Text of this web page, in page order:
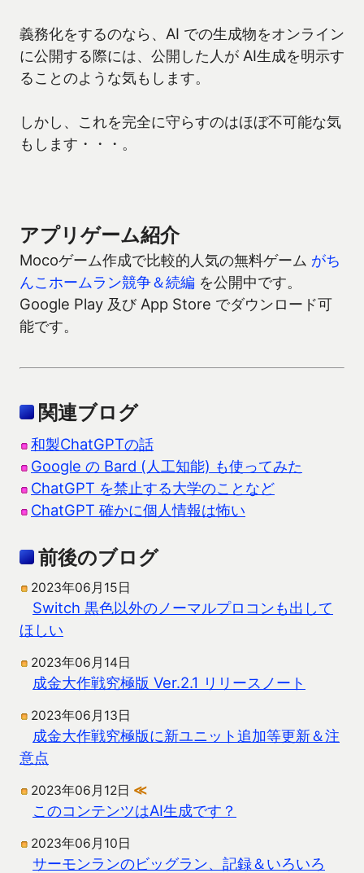
義務化をするのなら、AI での生成物をオンライン
に公開する際には、公開した人が AI生成を明示す
ることのような気もします。
しかし、これを完全に守らすのはほぼ不可能な気
もします・・・。
アプリゲーム紹介
Mocoゲーム作成で比較的人気の無料ゲーム がち
んこホームラン競争＆続編 を公開中です。
Google Play 及び App Store でダウンロード可
能です。
関連ブログ
和製ChatGPTの話
Google の Bard (人工知能) も使ってみた
ChatGPT を禁止する大学のことなど
ChatGPT 確かに個人情報は怖い
前後のブログ
2023年06月15日
Switch 黒色以外のノーマルプロコンも出して
ほしい
2023年06月14日
成金大作戦究極版 Ver.2.1 リリースノート
2023年06月13日
成金大作戦究極版に新ユニット追加等更新＆注
意点
2023年06月12日 ≪
このコンテンツはAI生成です？
2023年06月10日
サーモンランのビッグラン、記録＆いろいろ